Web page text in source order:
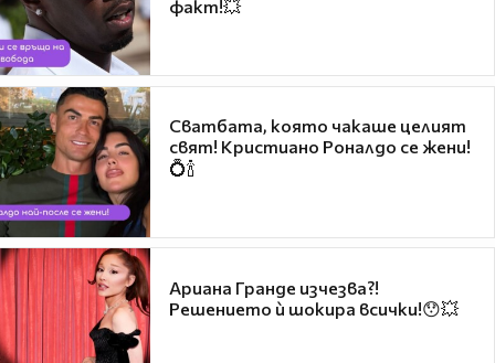
факт!💥
Сватбата, която чакаше целият
свят! Кристиано Роналдо се жени!
💍🍾
Ариана Гранде изчезва?!
Решението ѝ шокира всички!😯💥